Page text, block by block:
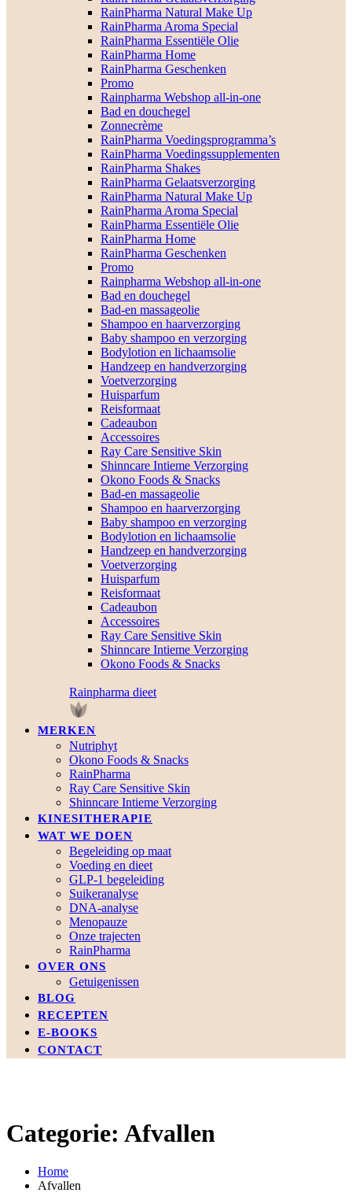
RainPharma Natural Make Up
RainPharma Aroma Special
RainPharma Essentiële Olie
RainPharma Home
RainPharma Geschenken
Promo
Rainpharma Webshop all-in-one
Bad en douchegel
Zonnecrème
RainPharma Voedingsprogramma’s
RainPharma Voedingssupplementen
RainPharma Shakes
RainPharma Gelaatsverzorging
RainPharma Natural Make Up
RainPharma Aroma Special
RainPharma Essentiële Olie
RainPharma Home
RainPharma Geschenken
Promo
Rainpharma Webshop all-in-one
Bad en douchegel
Bad-en massageolie
Shampoo en haarverzorging
Baby shampoo en verzorging
Bodylotion en lichaamsolie
Handzeep en handverzorging
Voetverzorging
Huisparfum
Reisformaat
Cadeaubon
Accessoires
Ray Care Sensitive Skin
Shinncare Intieme Verzorging
Okono Foods & Snacks
Bad-en massageolie
Shampoo en haarverzorging
Baby shampoo en verzorging
Bodylotion en lichaamsolie
Handzeep en handverzorging
Voetverzorging
Huisparfum
Reisformaat
Cadeaubon
Accessoires
Ray Care Sensitive Skin
Shinncare Intieme Verzorging
Okono Foods & Snacks
Rainpharma dieet
MERKEN
Nutriphyt
Okono Foods & Snacks
RainPharma
Ray Care Sensitive Skin
Shinncare Intieme Verzorging
KINESITHERAPIE
WAT WE DOEN
Begeleiding op maat
Voeding en dieet
GLP-1 begeleiding
Suikeranalyse
DNA-analyse
Menopauze
Onze trajecten
RainPharma
OVER ONS
Getuigenissen
BLOG
RECEPTEN
E-BOOKS
CONTACT
Categorie: Afvallen
Home
Afvallen